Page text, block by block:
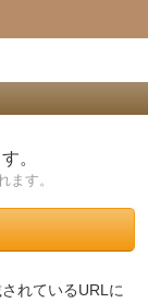
。
ます。
れているURLに